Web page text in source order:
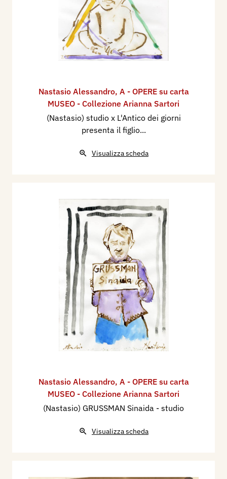
Nastasio Alessandro, A - OPERE su carta
MUSEO - Collezione Arianna Sartori
(Nastasio) studio x L'Antico dei giorni
presenta il figlio...
Visualizza scheda
Nastasio Alessandro, A - OPERE su carta
MUSEO - Collezione Arianna Sartori
(Nastasio) GRUSSMAN Sinaida - studio
Visualizza scheda